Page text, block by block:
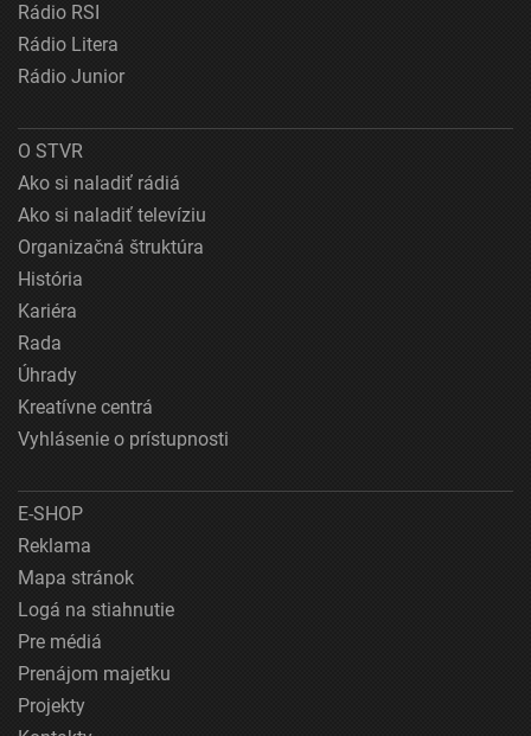
Rádio RSI
Rádio Litera
Rádio Junior
O STVR
Ako si naladiť rádiá
Ako si naladiť televíziu
Organizačná štruktúra
História
Kariéra
Rada
Úhrady
Kreatívne centrá
Vyhlásenie o prístupnosti
E-SHOP
Reklama
Mapa stránok
Logá na stiahnutie
Pre médiá
Prenájom majetku
Projekty